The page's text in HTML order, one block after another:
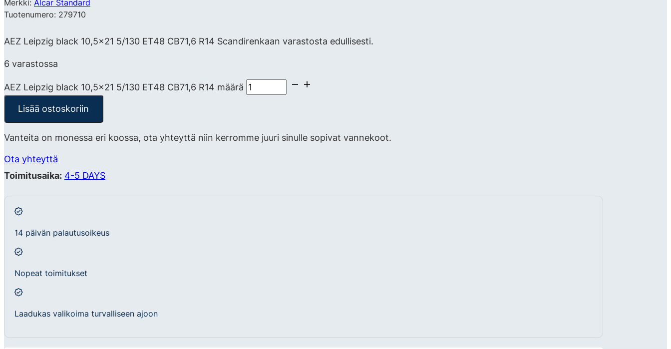
Merkki: Alcar Standard
Tuotenumero: 279710
AEZ Leipzig black 10,5×21 5/130 ET48 CB71,6 R14 Scandirenkaan varastosta edullisesti.
6 varastossa
AEZ Leipzig black 10,5x21 5/130 ET48 CB71,6 R14 määrä
Lisää ostoskoriin
Vanteita on monessa eri koossa, ota yhteyttä niin kerromme juuri sinulle sopivat vannekoot.
Ota yhteyttä
Toimitusaika: 4-5 DAYS
14 päivän palautusoikeus
Nopeat toimitukset
Laadukas valikoima turvalliseen ajoon